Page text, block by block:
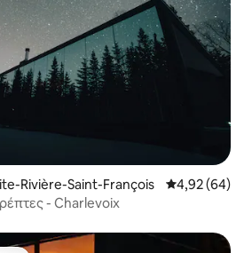
Rivière-Saint-François Μέση
4,92 (64)
- Charlevoix